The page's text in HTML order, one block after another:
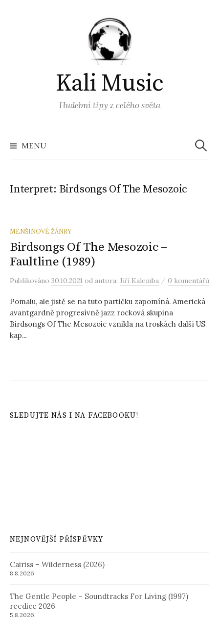
Kali Music
Hudební tipy z celého světa
MENU
Interpret: Birdsongs Of The Mesozoic
MENŠINOVÉ ŽÁNRY
Birdsongs Of The Mesozoic –
Faultline (1989)
Publikováno 30.10.2021 od autora: Jiří Kalemba / 0 komentářů
Pomalu, ale jistě se na tuto partičku zapomíná. Americká
avantgardně progresívně jazz rocková skupina
Birdsongs Of The Mesozoic vznikla na troskách další US
kap...
SLEDUJTE NÁS I NA FACEBOOKU!
NEJNOVĚJŠÍ PŘÍSPĚVKY
Cairiss – Wilderness (2026)
8.8.2026
The Gentle People – Soundtracks For Living (1997)
reedice 2026
5.8.2026